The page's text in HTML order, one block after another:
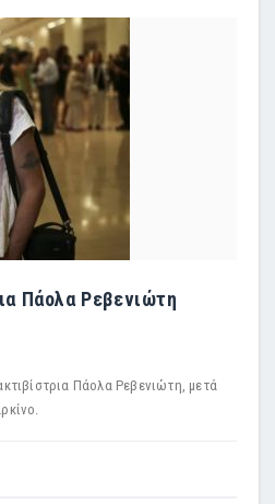
Πάολα Ρεβενιώτη
Πάολα Ρεβενιώτη, μετά